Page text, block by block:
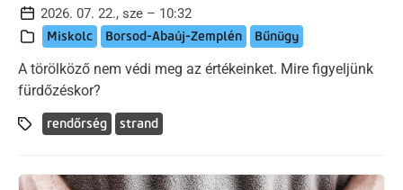
2026. 07. 22., sze – 10:32
Miskolc Borsod-Abaúj-Zemplén Bűnügy
A törölköző nem védi meg az értékeinket. Mire figyeljünk
fürdőzéskor?
rendőrség strand